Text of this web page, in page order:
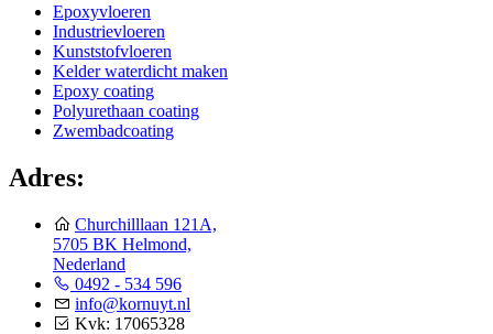
Epoxyvloeren
Industrievloeren
Kunststofvloeren
Kelder waterdicht maken
Epoxy coating
Polyurethaan coating
Zwembadcoating
Adres:
Churchilllaan 121A,
5705 BK Helmond,
Nederland
0492 - 534 596
info@kornuyt.nl
Kvk: 17065328